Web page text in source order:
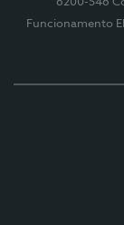
Funcionamento